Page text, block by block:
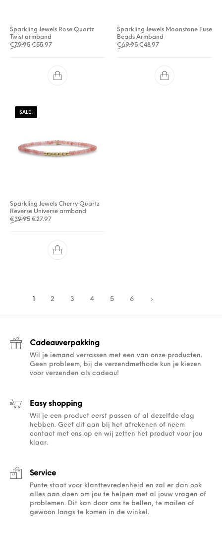
Sparkling Jewels Rose Quartz
Twist armband
€79.95 Oorspronkelijke prijs was: €79.95.
€55.97Huidige prijs is: €55.97.
Sparkling Jewels Moonstone Fuse
Beads Armband
€69.95 Oorspronkelijke prijs was:
€48.97Huidige prijs is:
SALE!
Sparkling Jewels Cherry Quartz
Reverse Universe armband
€39.95 Oorspronkelijke prijs was: €39.95.
€27.97Huidige prijs is: €27.97.
1 2 3 4 5 6
Cadeauverpakking
Wil je iemand verrassen met een van onze producten.
Geen probleem, bij de verzendmethode kun je kiezen
voor verzenden als cadeau!
Easy shopping
Wil je een product eerst passen of al dezelfde dag
hebben. Geef dit aan bij het afrekenen of neem
contact met ons op en wij zetten het product voor jou
klaar.
Service
Punte staat voor klanttevredenheid en zal er dan ook
alles aan doen om jou te helpen met al jouw vragen of
problemen. Dit kan door ons te bellen, te mailen of
gewoon langs te komen in de winkel.